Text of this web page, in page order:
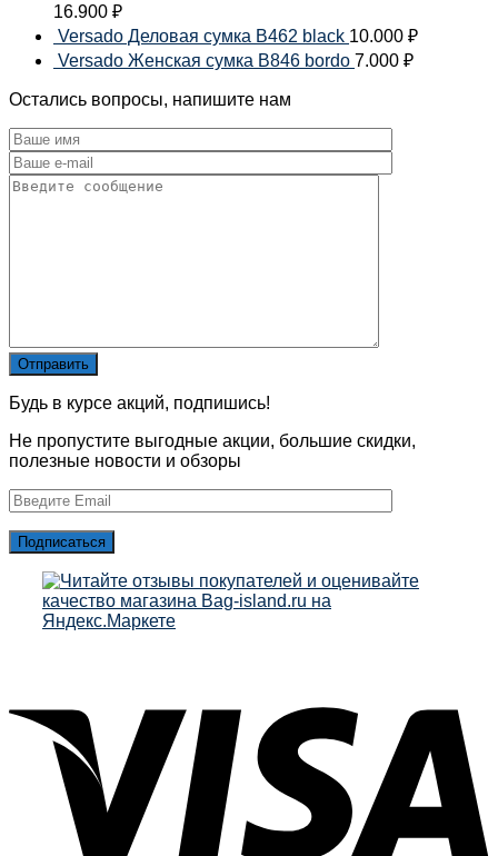
16.900 ₽
Versado Деловая сумка B462 black 10.000 ₽
Versado Женская сумка B846 bordo 7.000 ₽
Остались вопросы, напишите нам
Будь в курсе акций, подпишись!
Не пропустите выгодные акции, большие скидки,
полезные новости и обзоры